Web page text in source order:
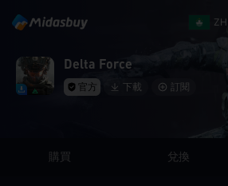
ZH
Delta Force
官方 下載 訂閱
購買 兌換